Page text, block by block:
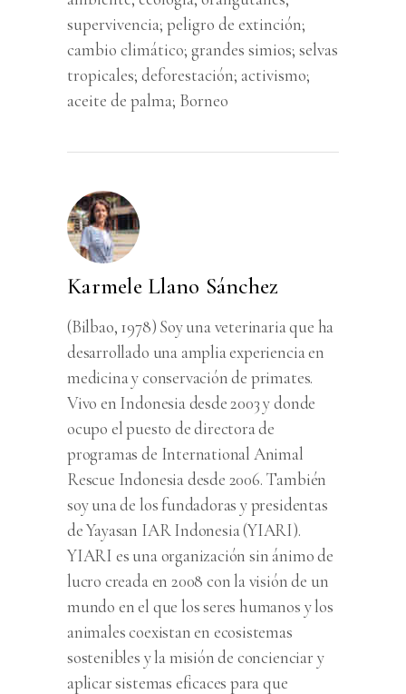
supervivencia; peligro de extinción;
cambio climático; grandes simios; selvas
tropicales; deforestación; activismo;
aceite de palma; Borneo
Karmele Llano Sánchez
(Bilbao, 1978) Soy una veterinaria que ha
desarrollado una amplia experiencia en
medicina y conservación de primates.
Vivo en Indonesia desde 2003 y donde
ocupo el puesto de directora de
programas de International Animal
Rescue Indonesia desde 2006. También
soy una de los fundadoras y presidentas
de Yayasan IAR Indonesia (YIARI).
YIARI es una organización sin ánimo de
lucro creada en 2008 con la visión de un
mundo en el que los seres humanos y los
animales coexistan en ecosistemas
sostenibles y la misión de concienciar y
aplicar sistemas eficaces para que